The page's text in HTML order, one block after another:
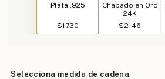
Plata .925
$1730
Chapado en Oro
24K
$2146
Selecciona medida de cadena